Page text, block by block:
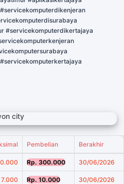
#servicekomputerdikertajaya
city
Pembelian Berakhir
Rp. 300.000 30/06/2026
7.000 Rp. 10.000 30/06/2026